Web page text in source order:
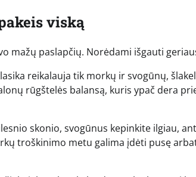
viską
mažų paslapčių. Norėdami išgauti
reikalauja tik morkų ir svogūnų,
rūgštelės balansą, kuris ypač dera
skonio, svogūnus kepinkite ilgiau,
troškinimo metu galima įdėti pusę